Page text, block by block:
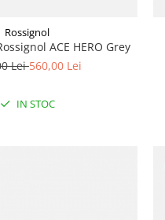
Rossignol
ACE HERO Grey
Lei560,00 Lei
IN STOC